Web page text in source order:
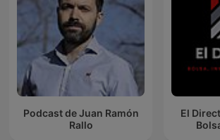
Podcast de Juan Ramón
Rallo
El